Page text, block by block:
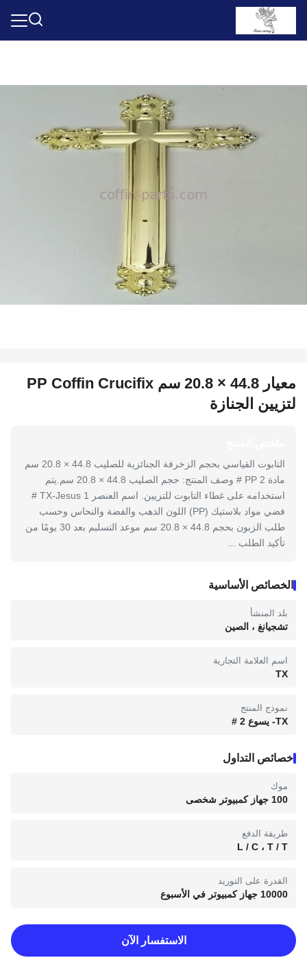
معيار 44.8 × 20.8 سم PP Coffin Crucifix
لتزيين الجنازة
التابوت القياسي بحجم الزخرفة الجنائزية للصليب 44.8 × 20.8 سم
مادة PP 2 # وصف المنتج: حجم الصليب 44.8 × 20.8 سم.يتم
استخدامه على غطاء التابوت للتزيين. اسم العنصر TX-Jesus 1 #
فضي مواد بلاستيك (PP) اللون الذهب والفضة والنحاس وحسب
طلب الزبون بحجم 44.8 × 20.8 سم موعد التسليم بعد 30 يومًا من
تأكيد الطلب ...
الخصائص الأساسية
بلد المنشأ
تشجيانغ ، الصين
اسم العلامة التجارية
TX
نموذج المنتج
TX- يسوع 2 #
خصائص التداول
موك
100 جهاز كمبيوتر شخصى
طريقة الدفع
L / C ، T / T
القدرة على التوريد
10000 جهاز كمبيوتر في الأسبوع
الاستفسار الآن